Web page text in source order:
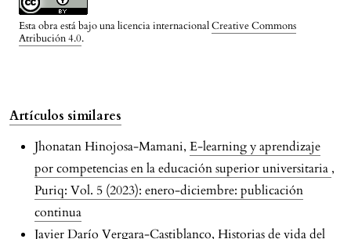
Esta obra está bajo una licencia internacionalCreative Commons
Atribución 4.0.
Artículos similares
Jhonatan Hinojosa-Mamani, E-learning y aprendizaje
por competencias en la educación superior universitaria ,
Puriq: Vol. 5 (2023): enero-diciembre: publicación
continua
Javier Darío Vergara-Castiblanco, Historias de vida del